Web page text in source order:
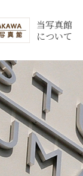
当写真館
について